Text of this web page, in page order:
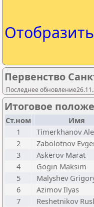
Первенство
Последнее
Итоговое
Ст.ном Имя
1
Timerkhanov
2
Zabolotnov
3
Askerov Marat
4
Gogin Maksim
5
Malyshev
6
Azimov Ilyas
7
Reshetnikov